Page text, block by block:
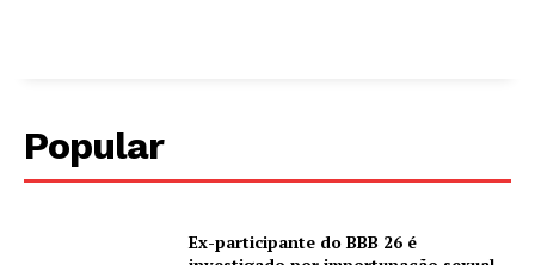
Popular
Ex-participante do BBB 26 é